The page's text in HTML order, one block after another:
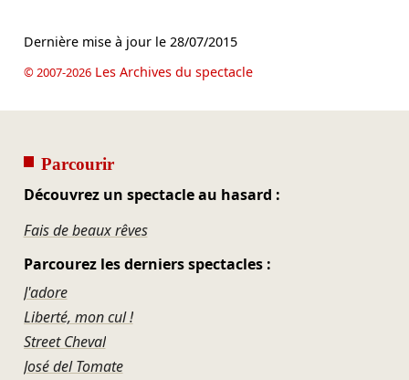
Dernière mise à jour le 28/07/2015
© 2007-2026Les Archives du spectacle
Parcourir
Découvrez un spectacle au hasard :
Fais de beaux rêves
Parcourez les derniers spectacles :
J'adore
Liberté, mon cul !
Street Cheval
José del Tomate